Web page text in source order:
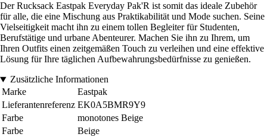
Der Rucksack Eastpak Everyday Pak'R ist somit das ideale Zubehör
für alle, die eine Mischung aus Praktikabilität und Mode suchen. Seine
Vielseitigkeit macht ihn zu einem tollen Begleiter für Studenten,
Berufstätige und urbane Abenteurer. Machen Sie ihn zu Ihrem, um
Ihren Outfits einen zeitgemäßen Touch zu verleihen und eine effektive
Lösung für Ihre täglichen Aufbewahrungsbedürfnisse zu genießen.
Zusätzliche Informationen
Marke
Eastpak
Lieferantenreferenz EK0A5BMR9Y9
Farbe
monotones Beige
Farbe
Beige